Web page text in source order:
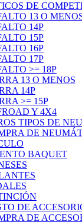
DE
13 O
14P
15P
16P
17P
>= 18P
13 O MENOS
14P
>= 15P
Y 4X4
TIPOS DE
DE
BAQUET
DE
DE